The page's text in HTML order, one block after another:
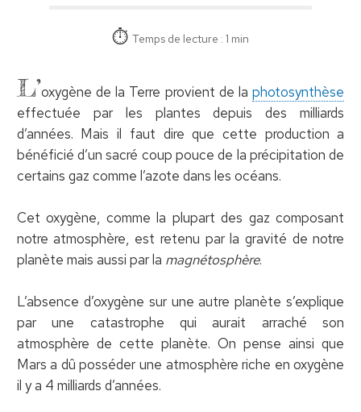
Temps de lecture : 1 min
L’oxygène de la Terre provient de laphotosynthèse
effectuée par les plantes depuis des milliards
d’années. Mais il faut dire que cette production a
bénéficié d’un sacré coup pouce de la précipitation de
certains gaz comme l’azote dans les océans.
Cet oxygène, comme la plupart des gaz composant
notre atmosphère, est retenu par la gravité de notre
planète mais aussi par la magnétosphère.
L’absence d’oxygène sur une autre planète s’explique
par une catastrophe qui aurait arraché son
atmosphère de cette planète. On pense ainsi que
Mars a dû posséder une atmosphère riche en oxygène
il y a 4 milliards d’années.